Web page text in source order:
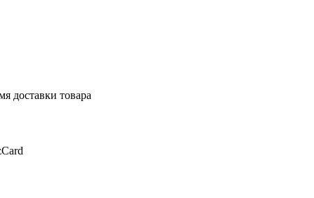
доставки товара